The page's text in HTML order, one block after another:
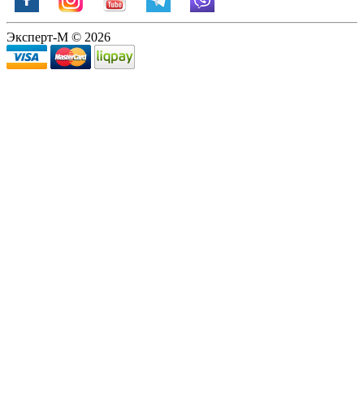
Эксперт-М © 2026